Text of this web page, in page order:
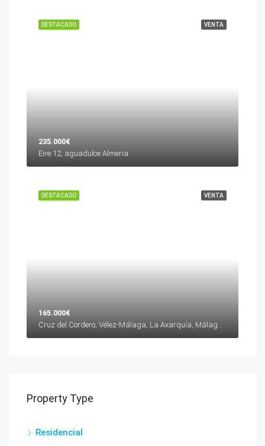
VENTA
DESTACADO
235.000€
Eire 12, aguadulce Almeria
VENTA
DESTACADO
165.000€
Property Type
Residencial